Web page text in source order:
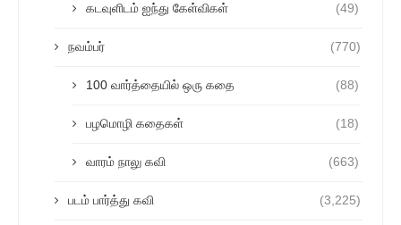
கடவுளிடம் ஐந்து கேள்விகள் (49)
நவம்பர் (770)
100 வார்த்தையில் ஒரு கதை (88)
பழமொழி கதைகள் (18)
வாரம் நாலு கவி (663)
படம் பார்த்து கவி (3,225)